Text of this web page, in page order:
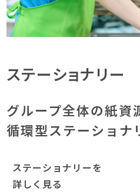
ステーショナリー
グループ全体の紙資
循環型ステーショナ
ステーショナリーを
詳しく見る